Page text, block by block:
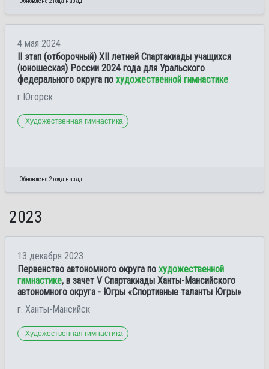
4 мая 2024
II этап (отборочный) XII летней Спартакиады учащихся
(юношеская) России 2024 года для Уральского
федерального округа по художественной гимнастике
г.Югорск
Художественная гимнастика
Обновлено 2 года назад
2023
13 декабря 2023
Первенство автономного округа по художественной
гимнастике, в зачет V Спартакиады Ханты-Мансийского
автономного округа - Югры «Спортивные таланты Югры»
г. Ханты-Мансийск
Художественная гимнастика